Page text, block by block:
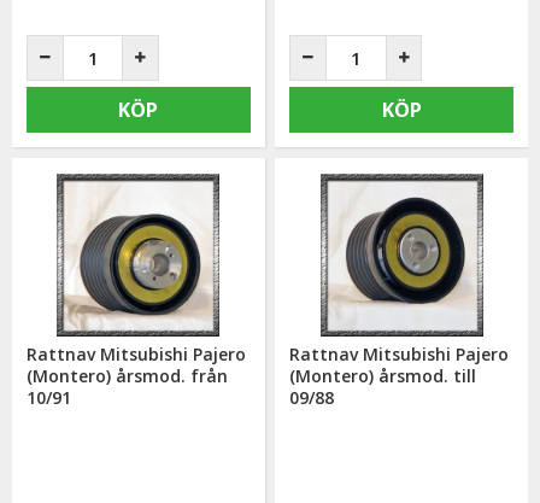
KÖP KÖP
Rattnav Mitsubishi Pajero
(Montero) årsmod. från
10/91
Rattnav Mitsubishi Pajero
(Montero) årsmod. till
09/88